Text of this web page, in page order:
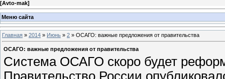
[Avto-mak]
Меню сайта
Главная » 2014 » Июнь » 2 » ОСАГО: важные предложения от правительства
ОСАГО: важные предложения от правительства
Система ОСАГО скоро будет
Правительство России